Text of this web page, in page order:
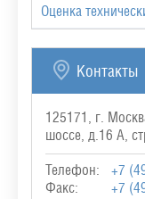
Оценка
Контакты
125171, г.
шоссе, д.16 А,
Телефон:
+7
Факс:
+7